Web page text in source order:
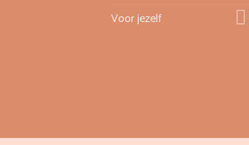
Voor jezelf